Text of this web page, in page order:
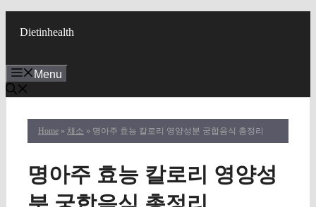
Dietinhealth
Menu
Home » 채소 » 명아주 효능 칼로리 영양성분 궁합음식 총정리
명아주 효능 칼로리 영양성